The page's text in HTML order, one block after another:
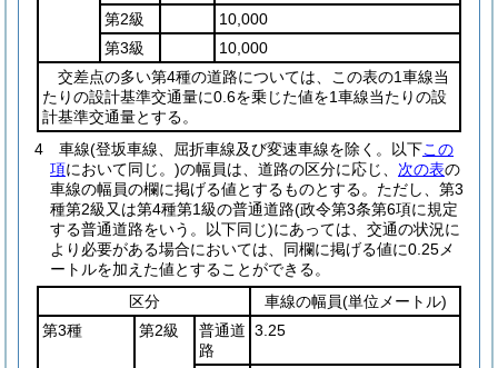
第2級
10,000
第3級
10,000
交差点の多い第4種の道路については、この表の1車線当
たりの設計基準交通量に0.6を乗じた値を1車線当たりの設
計基準交通量とする。
4
車線(登坂車線、屈折車線及び変速車線を除く。以下この
項において同じ。)の幅員は、道路の区分に応じ、 次の表の
車線の幅員の欄に掲げる値とするものとする。 ただし、第3
種第2級又は第4種第1級の普通道路(政令第3条第6項に規定
する普通道路をいう。以下同じ)にあっては、交通の状況に
より必要がある場合においては、同欄に掲げる値に0.25メ
ートルを加えた値とすることができる。
区分
車線の幅員(単位メートル)
第3種
第2級
普通道
路
3.25